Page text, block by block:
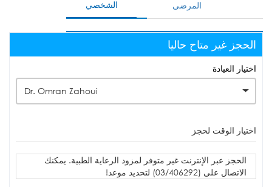
الشخصي المرضى
الحجز غير متاح حاليا
اختيار العيادة
Dr. Omran Zahoui
اختيار الوقت لحجز
الحجز عبر الإنترنت غير متوفر لمزود الرعاية الطبية. يمكنك
الاتصال على (03/406292) لتحديد موعد!